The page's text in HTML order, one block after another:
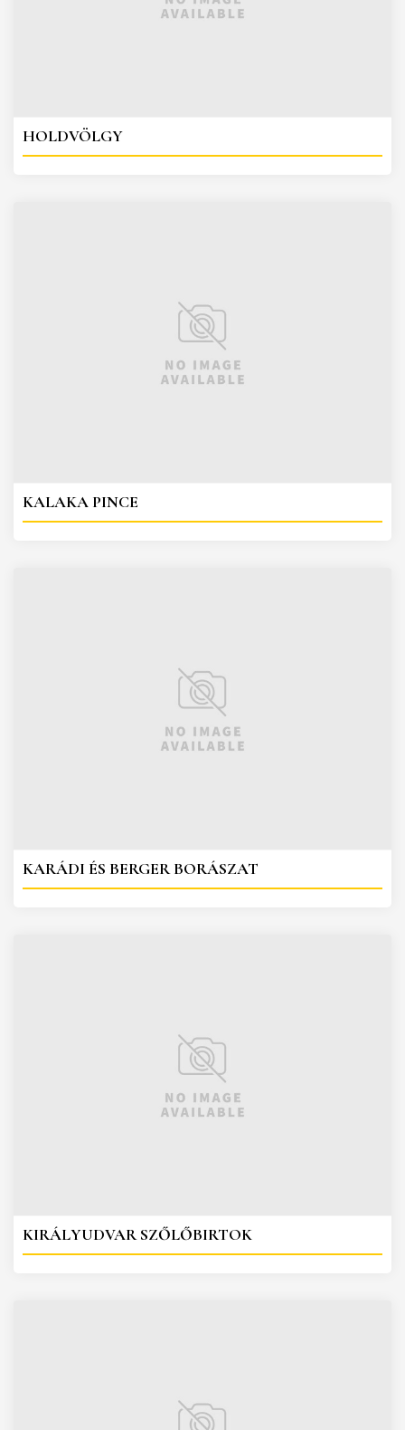
HOLDVÖLGY
KALAKA PINCE
KARÁDI ÉS BERGER BORÁSZAT
KIRÁLYUDVAR SZŐLŐBIRTOK